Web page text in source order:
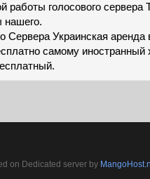
работы голосового
нашего.
Сервера Украинская аренда
самому иностранный
on Dedicated server by